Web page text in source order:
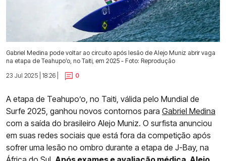
Gabriel Medina pode voltar ao circuito após lesão de Alejo Muniz abrir vaga
na etapa de Teahupo’o, no Taiti, em 2025 - Foto: Reprodução
23 Jul 2025 | 18:26 |
0
A etapa de Teahupo’o, no Taiti, válida pelo Mundial de
Surfe 2025, ganhou novos contornos para Gabriel Medina
com a saída do brasileiro Alejo Muniz. O surfista anunciou
em suas redes sociais que está fora da competição após
sofrer uma lesão no ombro durante a etapa de J-Bay, na